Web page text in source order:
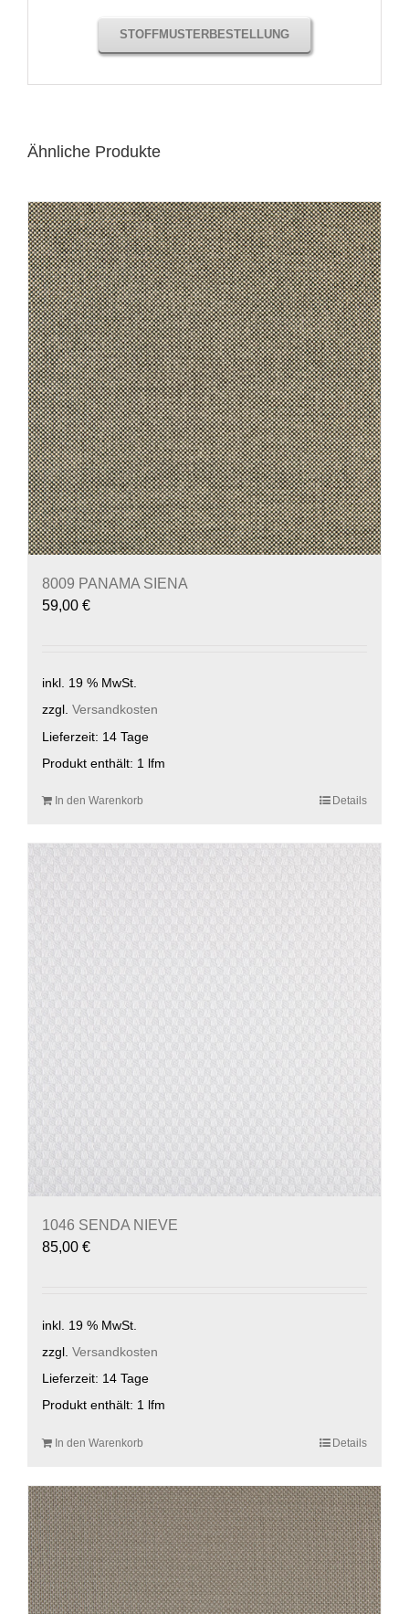
STOFFMUSTERBESTELLUNG
Ähnliche Produkte
8009 PANAMA SIENA
59,00 €
inkl. 19 % MwSt.
zzgl. Versandkosten
Lieferzeit: 14 Tage
Produkt enthält: 1 lfm
In den Warenkorb Details
1046 SENDA NIEVE
85,00 €
inkl. 19 % MwSt.
zzgl. Versandkosten
Lieferzeit: 14 Tage
Produkt enthält: 1 lfm
In den Warenkorb Details